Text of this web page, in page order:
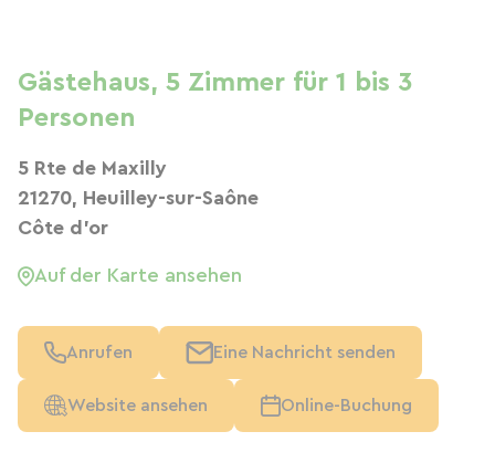
Gästehaus, 5 Zimmer für 1 bis 3
Personen
5 Rte de Maxilly
21270, Heuilley-sur-Saône
Côte d'or
Auf der Karte ansehen
Anrufen Eine Nachricht senden
Website ansehen Online-Buchung